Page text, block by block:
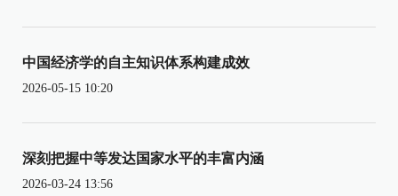
中国经济学的自主知识体系构建成效
2026-05-15 10:20
深刻把握中等发达国家水平的丰富内涵
2026-03-24 13:56